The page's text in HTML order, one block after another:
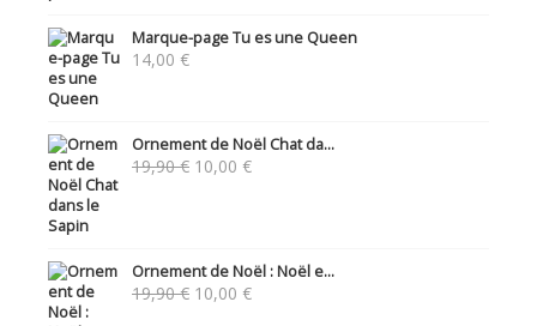
Marque-page Tu es une Queen
14,00 €
Ornement de Noël Chat da...
19,90€ Le
10,00 €Le
Ornement de Noël : Noël e...
19,90€ Le
10,00 €Le